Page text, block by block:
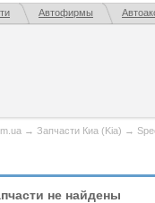
Автофирмы
→ Запчасти Киа (Kia) →
не найдены